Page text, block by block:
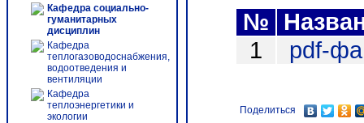
Кафедра социально-
гуманитарных
дисциплин
Кафедра
теплогазоводоснабжения,
водоотведения и
вентиляции
Кафедра
теплоэнергетики и
экологии
№
1
pdf-
Поделиться